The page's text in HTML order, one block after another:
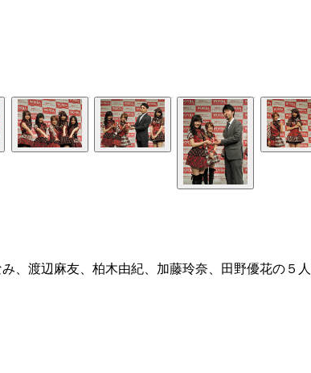
、渡辺麻友、柏木由紀、加藤玲奈、田野優花の５人